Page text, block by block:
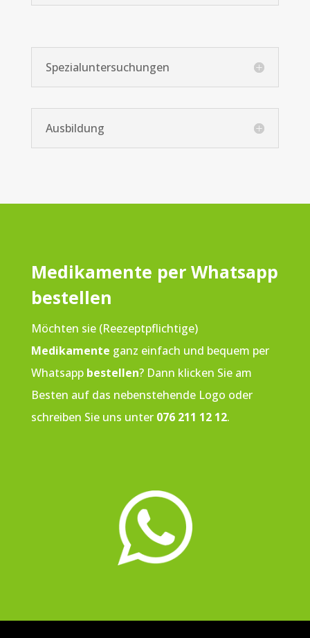
Spezialuntersuchungen
Ausbildung
Medikamente per Whatsapp
bestellen
Möchten sie (Reezeptpflichtige)
Medikamente ganz einfach und bequem per
Whatsapp bestellen? Dann klicken Sie am
Besten auf das nebenstehende Logo oder
schreiben Sie uns unter 076 211 12 12.